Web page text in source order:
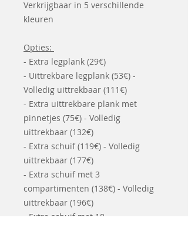
Verkrijgbaar in 5 verschillende
kleuren
Opties:
- Extra legplank (29€)
- Uittrekbare legplank (53€) -
Volledig uittrekbaar (111€)
- Extra uittrekbare plank met
pinnetjes (75€) - Volledig
uittrekbaar (132€)
- Extra schuif (119€) - Volledig
uittrekbaar (177€)
- Extra schuif met 3
compartimenten (138€) - Volledig
uittrekbaar (196€)
- Extra schuif met 18